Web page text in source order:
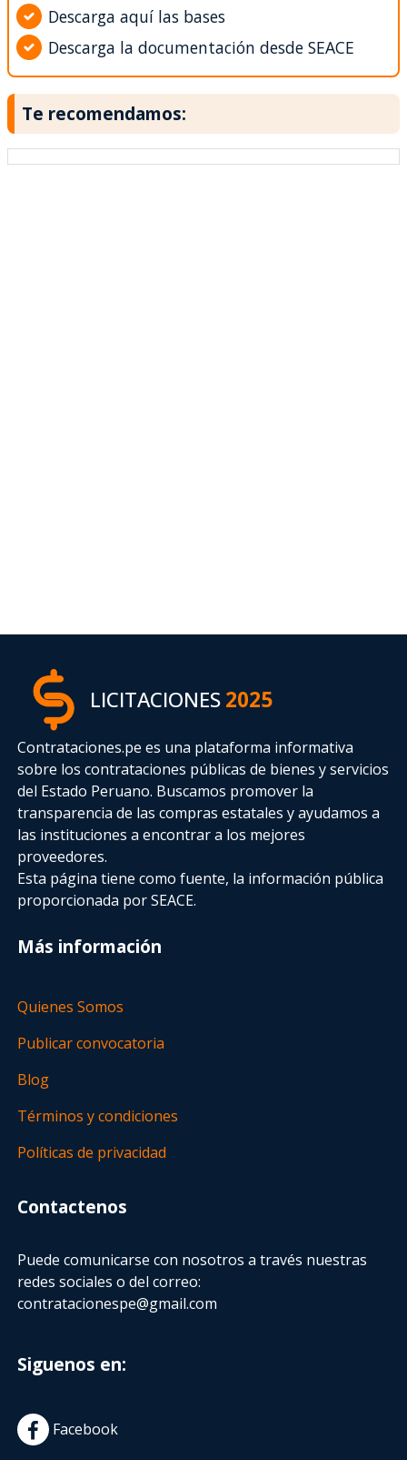
Descarga aquí las bases
Descarga la documentación desde SEACE
Te recomendamos:
LICITACIONES2025
Contrataciones.pe es una plataforma informativa
sobre los contrataciones públicas de bienes y servicios
del Estado Peruano. Buscamos promover la
transparencia de las compras estatalesy ayudamos a
las instituciones a encontrar a los mejores
proveedores.
Esta página tiene como fuente, la información pública
proporcionada por SEACE.
Más información
Quienes Somos
Publicar convocatoria
Blog
Términos y condiciones
Políticas de privacidad
Contactenos
Puede comunicarse con nosotros a través nuestras
redes sociales o del correo:
contratacionespe@gmail.com
Siguenos en:
Facebook